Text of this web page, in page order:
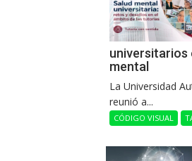
universitarios
mental
La Universidad
reunió a...
CÓDIGO VISUAL